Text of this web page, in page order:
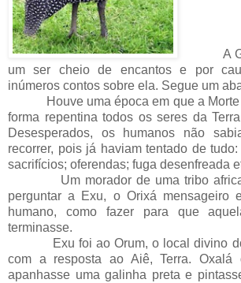
A
um ser cheio de encantos e por
inúmeros contos sobre ela. Segue um
Houve uma época em que a Morte
forma repentina todos os seres da
Desesperados, os humanos não
recorrer, pois já haviam tentado de
sacrifícios; oferendas; fuga desenfreada
Um morador de uma tribo
perguntar a Exu, o Orixá mensageiro
humano, como fazer para que
terminasse.
Exu foi ao Orum, o local divino
com a resposta ao Aiê, Terra. Oxalá
apanhasse uma galinha preta e